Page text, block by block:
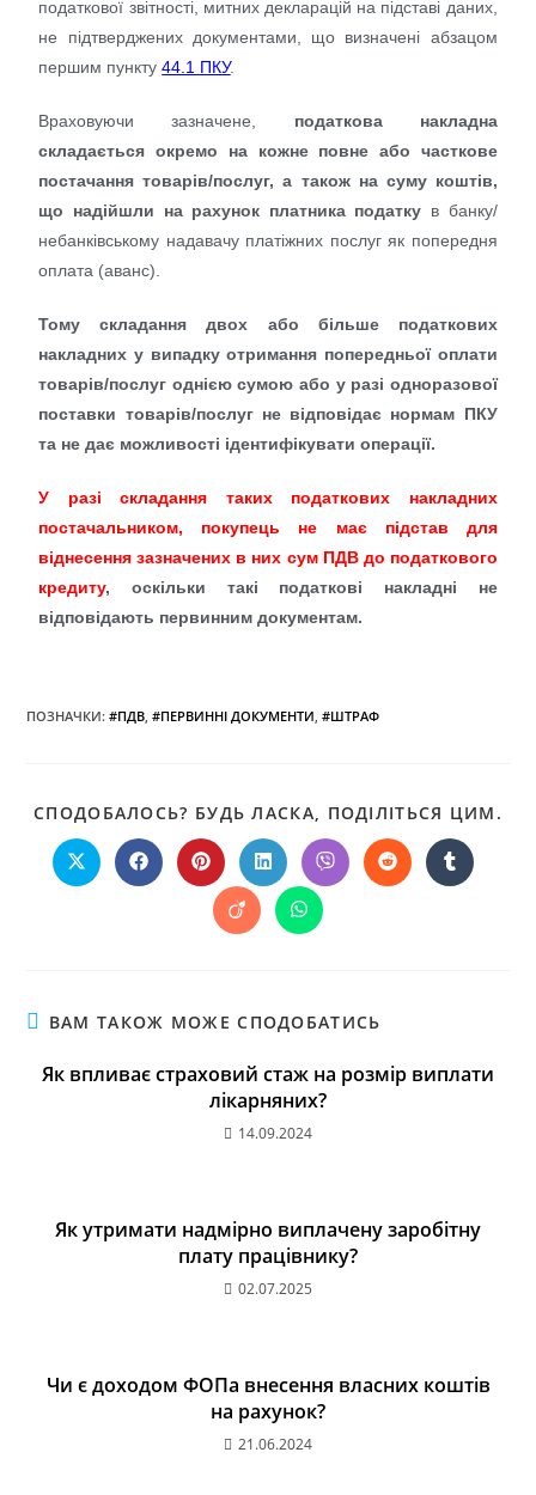
податкової звітності, митних декларацій на підставі даних,
не підтверджених документами, що визначені абзацом
першим пункту44.1 ПКУ.
Враховуючи зазначене, податкова накладна
складається окремо на кожне повне або часткове
постачання товарів/послуг, а також на суму коштів,
що надійшли на рахунок платника податку в банку/
небанківському надавачу платіжних послуг як попередня
оплата (аванс).
Тому складання двох або більше податкових
накладних у випадку отримання попередньої оплати
товарів/послуг однією сумою або у разі одноразової
поставки товарів/послуг не відповідає нормам ПКУ
та не дає можливості ідентифікувати операції.
У разі складання таких податкових накладних
постачальником, покупець не має підстав для
віднесення зазначених в них сум ПДВ до податкового
кредиту, оскільки такі податкові накладні не
відповідають первинним документам.
ПОЗНАЧКИ:#ПДВ #ПЕРВИННІ ДОКУМЕНТИ #ШТРАФ
СПОДОБАЛОСЬ? БУДЬ ЛАСКА, ПОДІЛІТЬСЯ ЦИМ.
ВАМ ТАКОЖ МОЖЕ СПОДОБАТИСЬ
Як впливає страховий стаж на розмір виплати
лікарняних?
14.09.2024
Як утримати надмірно виплачену заробітну
плату працівнику?
02.07.2025
Чи є доходом ФОПа внесення власних коштів
на рахунок?
21.06.2024